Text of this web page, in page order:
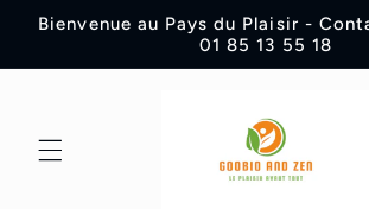
passer
contenu
Bienvenue au Pays du Plaisir -
01 85 13 55 18